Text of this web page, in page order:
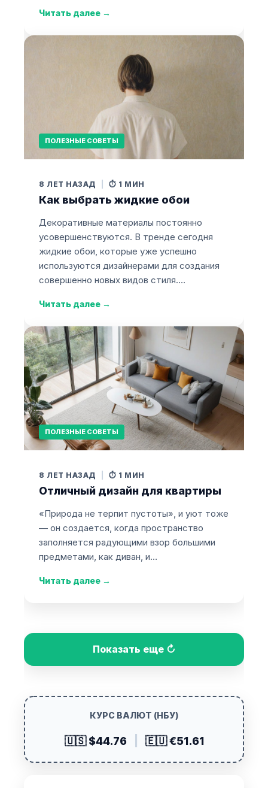
Читать далее →
ПОЛЕЗНЫЕ СОВЕТЫ
8 ЛЕТ НАЗАД ⏱️ 1 МИН
Как выбрать жидкие обои
Декоративные материалы постоянно
усовершенствуются. В тренде сегодня
жидкие обои, которые уже успешно
используются дизайнерами для создания
совершенно новых видов стиля.…
Читать далее →
ПОЛЕЗНЫЕ СОВЕТЫ
8 ЛЕТ НАЗАД ⏱️ 1 МИН
Отличный дизайн для квартиры
«Природа не терпит пустоты», и уют тоже
— он создается, когда пространство
заполняется радующими взор большими
предметами, как диван, и…
Читать далее →
Показать еще ↻
КУРС ВАЛЮТ (НБУ)
🇺🇸 $44.76 🇪🇺 €51.61